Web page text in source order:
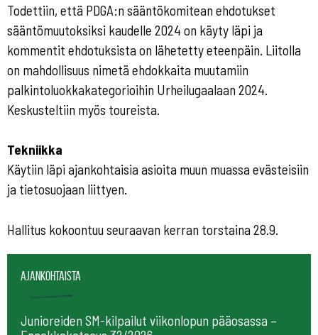
Todettiin, että PDGA:n sääntökomitean ehdotukset
sääntömuutoksiksi kaudelle 2024 on käyty läpi ja
kommentit ehdotuksista on lähetetty eteenpäin. Liitolla
on mahdollisuus nimetä ehdokkaita muutamiin
palkintoluokkakategorioihin Urheilugaalaan 2024.
Keskusteltiin myös toureista.
Tekniikka
Käytiin läpi ajankohtaisia asioita muun muassa evästeisiin
ja tietosuojaan liittyen.
Hallitus kokoontuu seuraavan kerran torstaina 28.9.
Ajankohtaista
Junioreiden SM-kilpailut viikonlopun pääosassa –